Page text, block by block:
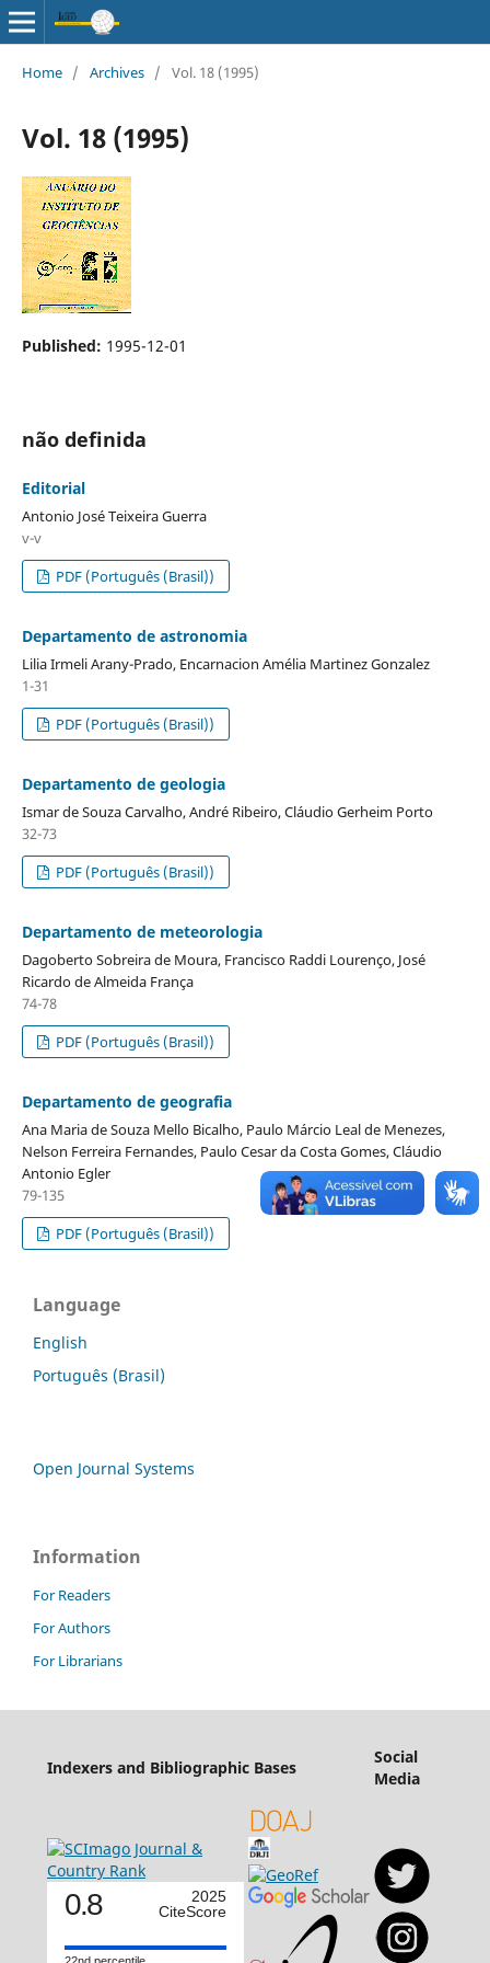
Home / Archives / Vol. 18 (1995)
Vol. 18 (1995)
Published: 1995-12-01
não definida
Editorial
Antonio José Teixeira Guerra
v-v
PDF (Português (Brasil))
Departamento de astronomia
Lilia Irmeli Arany-Prado, Encarnacion Amélia Martinez Gonzalez
1-31
PDF (Português (Brasil))
Departamento de geologia
Ismar de Souza Carvalho, André Ribeiro, Cláudio Gerheim Porto
32-73
PDF (Português (Brasil))
Departamento de meteorologia
Dagoberto Sobreira de Moura, Francisco Raddi Lourenço, José
Ricardo de Almeida França
74-78
PDF (Português (Brasil))
Departamento de geografia
Ana Maria de Souza Mello Bicalho, Paulo Márcio Leal de Menezes,
Nelson Ferreira Fernandes, Paulo Cesar da Costa Gomes, Cláudio
Antonio Egler
79-135
PDF (Português (Brasil))
Language
English
Português (Brasil)
Open Journal Systems
Information
For Readers
For Authors
For Librarians
Indexers and Bibliographic Bases
Social
Media
0.8
2025
CiteScore